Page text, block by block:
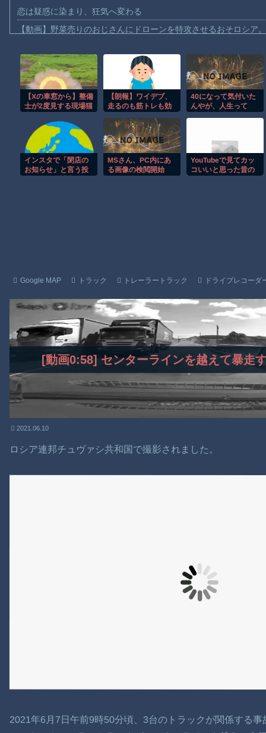
恋は疑惑に染まり、狂気へ変わる
【動画】野菜売りのおじさんにドローンを特攻させるおそロシア
【朗報】大人気漫画「GANTZ」がAmazonでなんと全巻100円ｗ
【動画】サッカーの試合中の落雷で選手1人が死亡、12人が負傷
まだ墓石があるだけマシと見るべきか。今はもう合葬墓ばかり
【動画】新型のさすまた、限界突破ｗｗｗｗｗｗ
【話題】河内長野市で警官が包丁男に発砲したシーンのモザ無し
【謎】広島県が頑なに「はだしのゲンコラボ喫茶」をやらない理
【Xの車窓から】整備
士が2度見する現場猫
【朗報】ワイデブ、
走るのも筋トレも効
制限に挑戦中
40になって気付いた
んやが、人生って
インスタで「閉店の
お知らせ」と言う投
MSさん、PC内にあ
る画像の検閲開始
YouTubeで見てカッ
コいいと思った昔の
Google MAP トラック トレーラートラック ドライブレコーダ
[動画0:58] センターラインを越えて暴走
2021.06.10
ロシア連邦チュヴァシ共和国で撮影されました。
2021年6月7日午前9時50分頃、3台のトラックが関係する事